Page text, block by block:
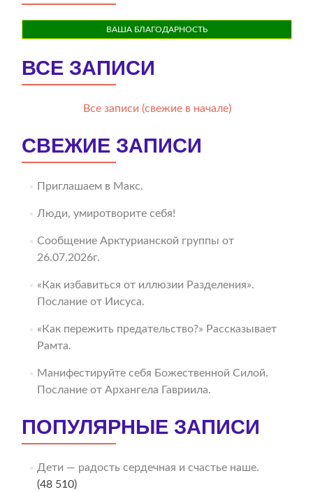
ВАША БЛАГОДАРНОСТЬ
ВСЕ ЗАПИСИ
Все записи (свежие в начале)
СВЕЖИЕ ЗАПИСИ
Приглашаем в Макс.
Люди, умиротворите себя!
Сообщение Арктурианской группы от
26.07.2026г.
«Как избавиться от иллюзии Разделения».
Послание от Иисуса.
«Как пережить предательство?» Рассказывает
Рамта.
Манифестируйте себя Божественной Силой.
Послание от Архангела Гавриила.
ПОПУЛЯРНЫЕ ЗАПИСИ
Дети — радость сердечная и счастье наше.
(48 510)